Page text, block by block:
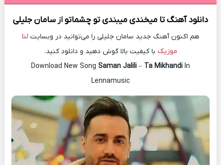
دانلود آهنگتا میخندی میبندی تو چشماتوازسامان جلیلی
هم اکنون آهنگ جدید سامان جلیلی را می‌توانید در وبسایت لنا
موزیک با کیفیت بالا گوش دهید و دانلود کنید.
Download New Song Saman Jalili – Ta Mikhandi In
Lennamusic